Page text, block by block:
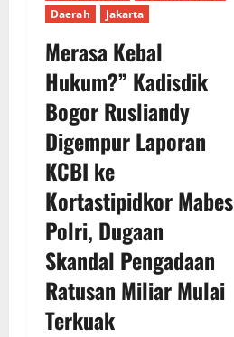
Daerah
Jakarta
Merasa Kebal
Hukum?” Kadisdik
Bogor Rusliandy
Digempur Laporan
KCBI ke
Kortastipidkor Mabes
Polri, Dugaan
Skandal Pengadaan
Ratusan Miliar Mulai
Terkuak